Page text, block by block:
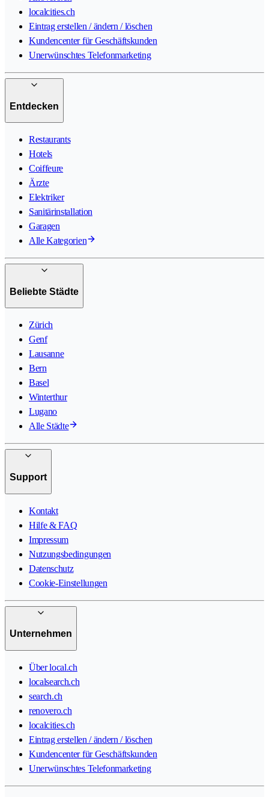
localcities.ch
Eintrag erstellen / ändern / löschen
Kundencenter für Geschäftskunden
Unerwünschtes Telefonmarketing
Entdecken
Restaurants
Hotels
Coiffeure
Ärzte
Elektriker
Sanitärinstallation
Garagen
Alle Kategorien
Beliebte Städte
Zürich
Genf
Lausanne
Bern
Basel
Winterthur
Lugano
Alle Städte
Support
Kontakt
Hilfe & FAQ
Impressum
Nutzungsbedingungen
Datenschutz
Cookie-Einstellungen
Unternehmen
Über local.ch
localsearch.ch
search.ch
renovero.ch
localcities.ch
Eintrag erstellen / ändern / löschen
Kundencenter für Geschäftskunden
Unerwünschtes Telefonmarketing